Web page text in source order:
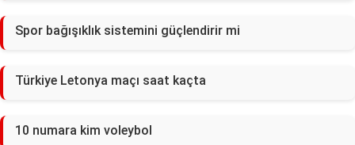
Spor bağışıklık sistemini güçlendirir mi
Türkiye Letonya maçı saat kaçta
10 numara kim voleybol